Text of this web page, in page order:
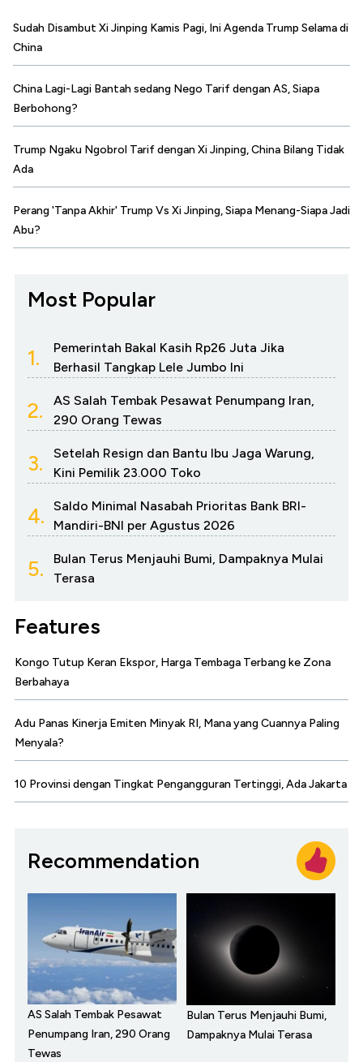
Sudah Disambut Xi Jinping Kamis Pagi, Ini Agenda Trump Selama di
China
China Lagi-Lagi Bantah sedang Nego Tarif dengan AS, Siapa
Berbohong?
Trump Ngaku Ngobrol Tarif dengan Xi Jinping, China Bilang Tidak
Ada
Perang 'Tanpa Akhir' Trump Vs Xi Jinping, Siapa Menang-Siapa Jadi
Abu?
Most Popular
1.
Pemerintah Bakal Kasih Rp26 Juta Jika
Berhasil Tangkap Lele Jumbo Ini
2.
AS Salah Tembak Pesawat Penumpang Iran,
290 Orang Tewas
3.
Setelah Resign dan Bantu Ibu Jaga Warung,
Kini Pemilik 23.000 Toko
4.
Saldo Minimal Nasabah Prioritas Bank BRI-
Mandiri-BNI per Agustus 2026
5.
Bulan Terus Menjauhi Bumi, Dampaknya Mulai
Terasa
Features
Kongo Tutup Keran Ekspor, Harga Tembaga Terbang ke Zona
Berbahaya
Adu Panas Kinerja Emiten Minyak RI, Mana yang Cuannya Paling
Menyala?
10 Provinsi dengan Tingkat Pengangguran Tertinggi, Ada Jakarta
Recommendation
AS Salah Tembak Pesawat
Penumpang Iran, 290 Orang
Tewas
Bulan Terus Menjauhi Bumi,
Dampaknya Mulai Terasa